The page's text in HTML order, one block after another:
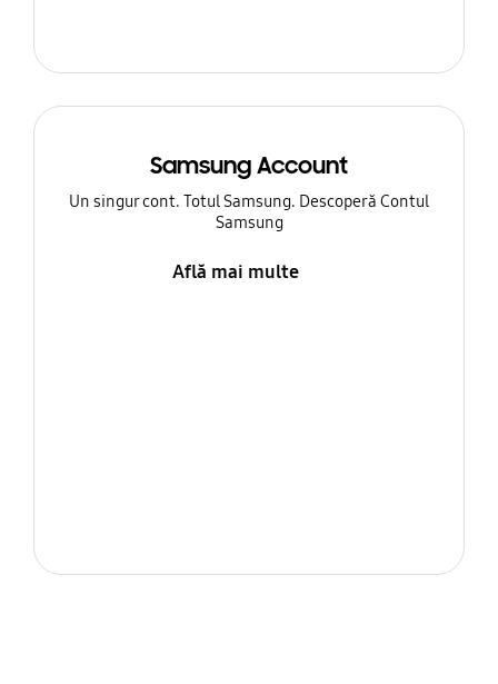
Samsung Account
Un singur cont. Totul Samsung. Descoperă Contul
Samsung
Află mai multe